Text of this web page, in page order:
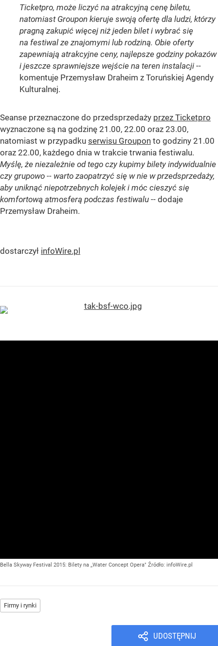
Ticketpro, może liczyć na atrakcyjną cenę biletu,
natomiast Groupon kieruje swoją ofertę dla ludzi, którzy
pragną zakupić więcej niż jeden bilet i wybrać się
na festiwal ze znajomymi lub rodziną. Obie oferty
zapewniają atrakcyjne ceny, najlepsze godziny pokazów
i jeszcze sprawniejsze wejście na teren instalacji --
komentuje Przemysław Draheim z Toruńskiej Agendy
Kulturalnej.
Seanse przeznaczone do przedsprzedaży przez Ticketpro
wyznaczone są na godzinę 21.00, 22.00 oraz 23.00,
natomiast w przypadku serwisu Groupon to godziny 21.00
oraz 22.00, każdego dnia w trakcie trwania festiwalu.
Myślę, że niezależnie od tego czy kupimy bilety indywidualnie
czy grupowo -- warto zaopatrzyć się w nie w przedsprzedaży,
aby uniknąć niepotrzebnych kolejek i móc cieszyć się
komfortową atmosferą podczas festiwalu -- dodaje
Przemysław Draheim.
dostarczył infoWire.pl
Bella Skyway Festival 2015: Bilety na ,,Water Concept Opera" Źródło: infoWire.pl
Firmy i rynki
UDOSTĘPNIJ